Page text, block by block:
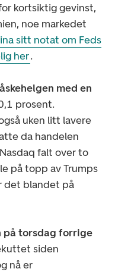
kortsiktig gevinst,
noe markedet
sitt notat om Feds
her.
med en
prosent.
uken litt lavere
da handelen
falt over to
på topp av Trumps
det blandet på
på torsdag forrige
siden
nå er